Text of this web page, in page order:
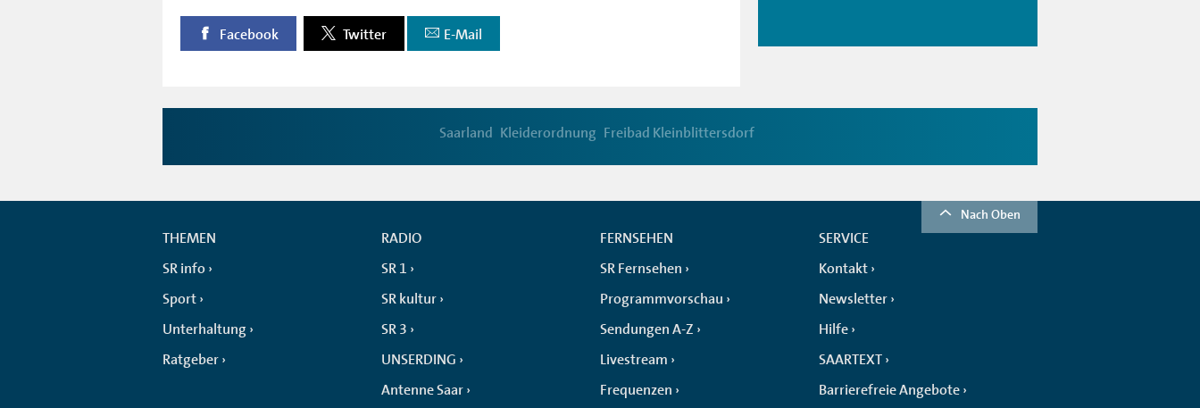
Facebook Twitter E-Mail
Saarland Kleiderordnung Freibad Kleinblittersdorf
Nach Oben
THEMEN
SR info
Sport
Unterhaltung
Ratgeber
RADIO
SR 1
SR kultur
SR 3
UNSERDING
Antenne Saar
FERNSEHEN
SR Fernsehen
Programmvorschau
Sendungen A-Z
Livestream
Frequenzen
SERVICE
Kontakt
Newsletter
Hilfe
SAARTEXT
Barrierefreie Angebote